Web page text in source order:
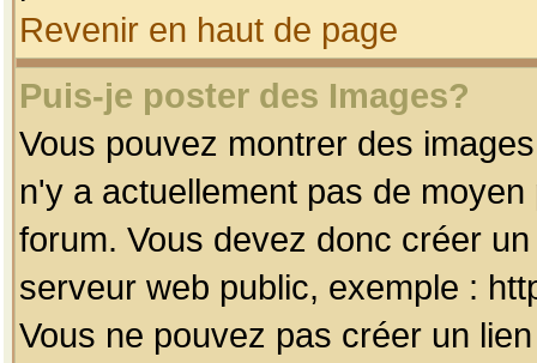
Revenir en haut de page
Puis-je poster des Images?
Vous pouvez montrer des
n'y a actuellement pas de
forum. Vous devez donc créer
serveur web public, exemple :
Vous ne pouvez pas créer un